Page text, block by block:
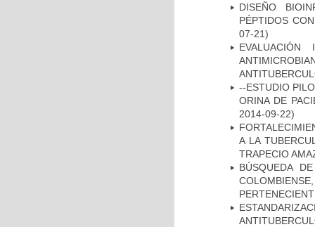
DISEÑO
PÉPTIDOS
07-21)
--ESTUDIO
ORINA DE
2014-09-22)
A LA
TRAPECIO
BÚSQUEDA